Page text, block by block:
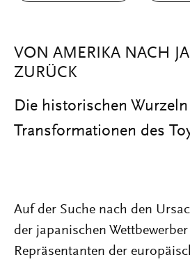
VON AMERIKA NACH
ZURÜCK
Die historischen
Transformationen des
Auf der Suche nach den
der japanischen
Repräsentanten der